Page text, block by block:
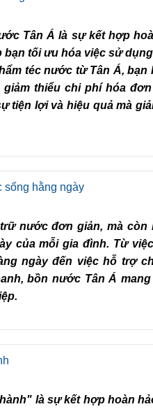
Tân Á là sự kết hợp
bạn tối ưu hóa việc sử
téc nước từ Tân Á, bạn
thiểu chi phí hóa
tiện lợi và hiệu quả mà
sống hằng ngày
nước đơn giản, mà còn
của mỗi gia đình. Từ
ngày đến việc hỗ trợ
bồn nước Tân Á
là sự kết hợp hoàn